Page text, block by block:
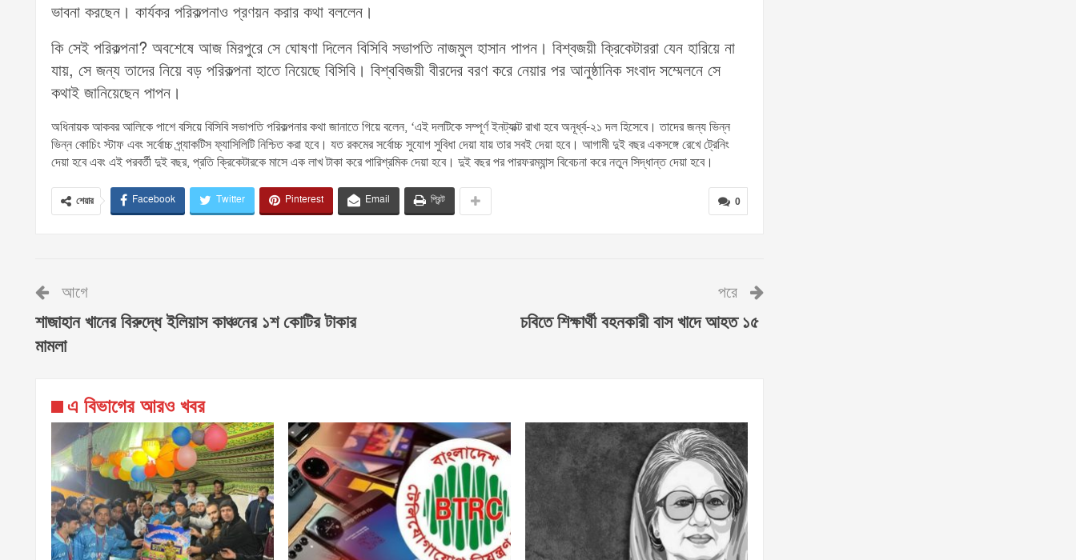
ভাবনা করছেন। কার্যকর পরিকল্পনাও প্রণয়ন করার কথা বললেন।
কি সেই পরিকল্পনা? অবশেষে আজ মিরপুরে সে ঘোষণা দিলেন বিসিবি সভাপতি নাজমুল হাসান পাপন। বিশ্বজয়ী ক্রিকেটাররা যেন হারিয়ে না
যায়, সে জন্য তাদের নিয়ে বড় পরিকল্পনা হাতে নিয়েছে বিসিবি। বিশ্ববিজয়ী বীরদের বরণ করে নেয়ার পর আনুষ্ঠানিক সংবাদ সম্মেলনে সে
কথাই জানিয়েছেন পাপন।
অধিনায়ক আকবর আলিকে পাশে বসিয়ে বিসিবি সভাপতি পরিকল্পনার কথা জানাতে গিয়ে বলেন, ‘এই দলটিকে সম্পূর্ণ ইনট্যাক্ট রাখা হবে অনূর্ধ্ব-২১ দল হিসেবে। তাদের জন্য ভিন্ন
ভিন্ন কোচিং স্টাফ এবং সর্বোচ্চ প্র্যাকটিস ফ্যাসিলিটি নিশ্চিত করা হবে। যত রকমের সর্বোচ্চ সুযোগ সুবিধা দেয়া যায় তার সবই দেয়া হবে। আগামী দুই বছর একসঙ্গে রেখে ট্রেনিং
দেয়া হবে এবং এই পরবর্তী দুই বছর, প্রতি ক্রিকেটারকে মাসে এক লাখ টাকা করে পারিশ্রমিক দেয়া হবে। দুই বছর পর পারফরম্যান্স বিবেচনা করে নতুন সিদ্ধান্ত দেয়া হবে।
0
শেয়ার Facebook Twitter Pinterest Email প্রিন্ট
আগে
শাজাহান খানের বিরুদ্ধে ইলিয়াস কাঞ্চনের ১শ কোটির টাকার
মামলা
পরে
চবিতে শিক্ষার্থী বহনকারী বাস খাদে আহত ১৫
এ বিভাগের আরও খবর